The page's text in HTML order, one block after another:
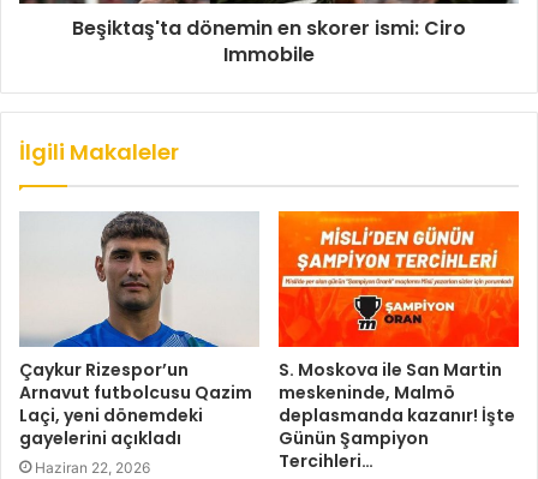
Beşiktaş'ta dönemin en skorer ismi: Ciro
Immobile
İlgili Makaleler
Çaykur Rizespor’un
Arnavut futbolcusu Qazim
Laçi, yeni dönemdeki
gayelerini açıkladı
Haziran 22, 2026
S. Moskova ile San Martin
meskeninde, Malmö
deplasmanda kazanır! İşte
Günün Şampiyon
Tercihleri…